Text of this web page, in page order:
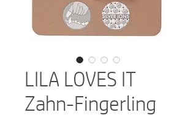
LILA LOVES IT
Zahn-Fingerling